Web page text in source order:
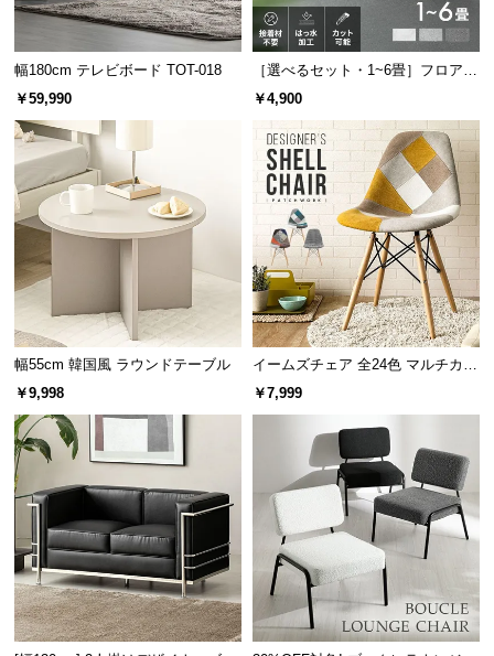
固定パーツ 1個
オン/オフ切替の中間スイッチ
手元でオン/オフの切り替えが可能な中間スイッチを
採用。コンセントの抜き差しが必要ありません。
持ち運び簡単な軽量設計
幅180cm テレビボード TOT-018
￥59,990
［選べるセット・1~6畳］フロアタ
イル モルタル調
￥4,900
幅55cm 韓国風 ラウンドテーブル
￥9,998
イームズチェア 全24色 マルチカラ
ー デザイナーズシェルチェア
￥7,999